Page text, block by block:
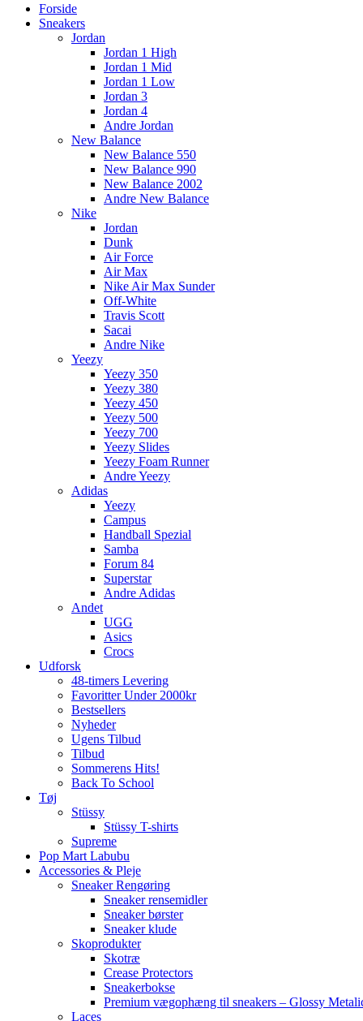
Forside
Sneakers
Jordan
Jordan 1 High
Jordan 1 Mid
Jordan 1 Low
Jordan 3
Jordan 4
Andre Jordan
New Balance
New Balance 550
New Balance 990
New Balance 2002
Andre New Balance
Nike
Jordan
Dunk
Air Force
Air Max
Nike Air Max Sunder
Off-White
Travis Scott
Sacai
Andre Nike
Yeezy
Yeezy 350
Yeezy 380
Yeezy 450
Yeezy 500
Yeezy 700
Yeezy Slides
Yeezy Foam Runner
Andre Yeezy
Adidas
Yeezy
Campus
Handball Spezial
Samba
Forum 84
Superstar
Andre Adidas
Andet
UGG
Asics
Crocs
Udforsk
48-timers Levering
Favoritter Under 2000kr
Bestsellers
Nyheder
Ugens Tilbud
Tilbud
Sommerens Hits!
Back To School
Tøj
Stüssy
Stüssy T-shirts
Supreme
Pop Mart Labubu
Accessories & Pleje
Sneaker Rengøring
Sneaker rensemidler
Sneaker børster
Sneaker klude
Skoprodukter
Skotræ
Crease Protectors
Sneakerbokse
Premium vægophæng til sneakers – Glossy
Laces